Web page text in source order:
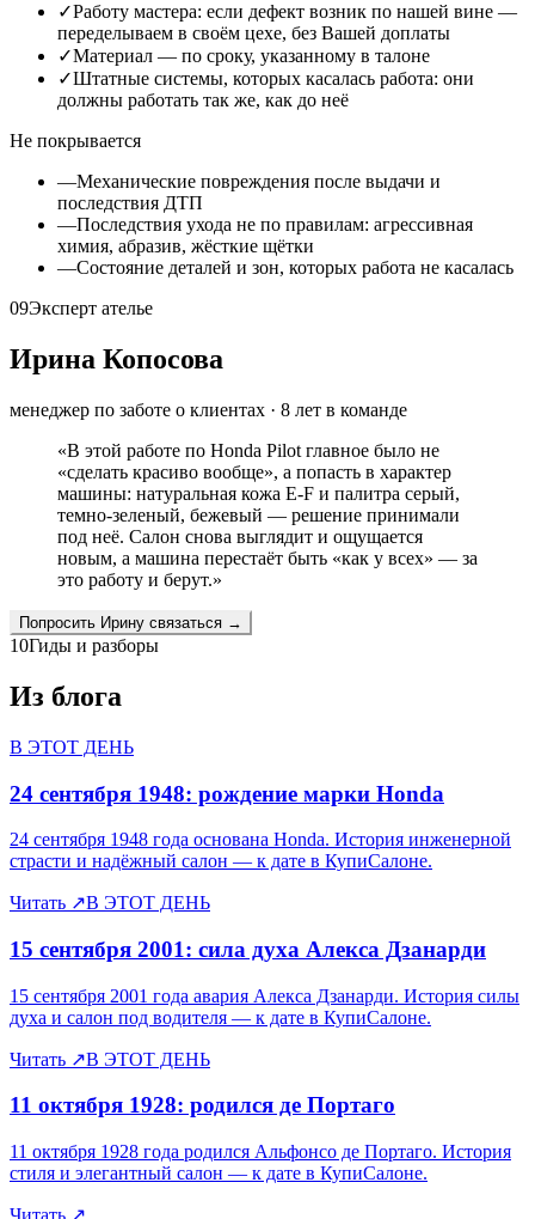
✓Работу мастера: если дефект возник по нашей вине —
переделываем в своём цехе, без Вашей доплаты
✓Материал — по сроку, указанному в талоне
✓Штатные системы, которых касалась работа: они
должны работать так же, как до неё
Не покрывается
—Механические повреждения после выдачи и
последствия ДТП
—Последствия ухода не по правилам: агрессивная
химия, абразив, жёсткие щётки
—Состояние деталей и зон, которых работа не касалась
09Эксперт ателье
Ирина Копосова
менеджер по заботе о клиентах · 8 лет в команде
«В этой работе по Honda Pilot главное было не
«сделать красиво вообще», а попасть в характер
машины: натуральная кожа E-F и палитра серый,
темно-зеленый, бежевый — решение принимали
под неё. Салон снова выглядит и ощущается
новым, а машина перестаёт быть «как у всех» — за
это работу и берут.»
Попросить Ирину связаться →
10Гиды и разборы
Из блога
В ЭТОТ ДЕНЬ
24 сентября 1948: рождение марки Honda
24 сентября 1948 года основана Honda. История инженерной
страсти и надёжный салон — к дате в КупиСалоне.
Читать ↗В ЭТОТ ДЕНЬ
15 сентября 2001: сила духа Алекса Дзанарди
15 сентября 2001 года авария Алекса Дзанарди. История силы
духа и салон под водителя — к дате в КупиСалоне.
Читать ↗В ЭТОТ ДЕНЬ
11 октября 1928: родился де Портаго
11 октября 1928 года родился Альфонсо де Портаго. История
стиля и элегантный салон — к дате в КупиСалоне.